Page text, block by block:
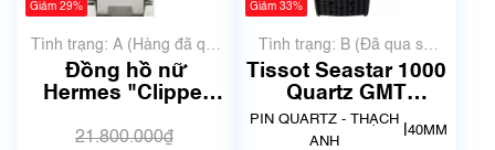
Giảm 29%
Tình trạng: A (Hàng đã qua
sử dụng nhưng rất đẹp,
không có xước)
Đồng hồ nữ
Hermes "Clipper
CL1.310
21.800.000₫
Giảm 33%
Tình trạng: B (Đã qua sử
dụng, hàng đẹp, có chút
xước dăm)
Tissot Seastar 1000
Quartz GMT
T120.852.17.051.00
PIN QUARTZ - THẠCH
ANH
40MM